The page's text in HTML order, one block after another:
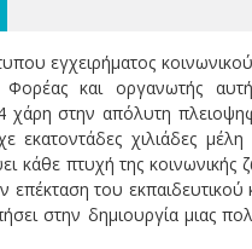
εγχειρήματος
και οργανωτής
στην απόλυτη
χιλιάδες
πτυχή της κοινωνικής
του εκπαιδευτικού
στην δημιουργία μιας